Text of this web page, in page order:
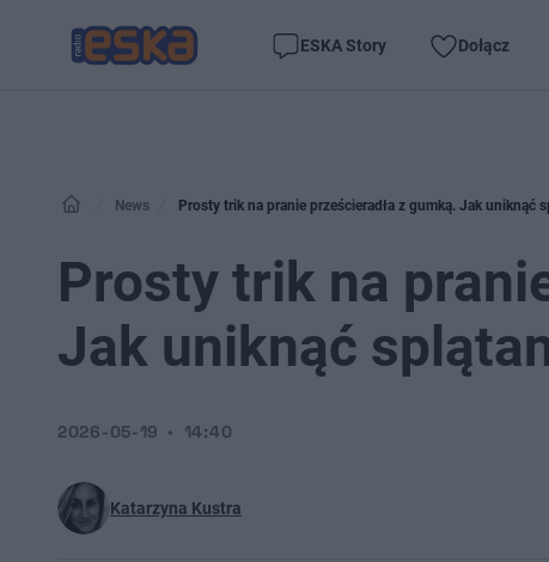
ESKA Story Dołącz
News Prosty trik na pranie prześcieradła z gumką. Jak uniknąć
Prosty trik na
Jak uniknąć
Katarzyna Kustra
2026-05-19 14:40